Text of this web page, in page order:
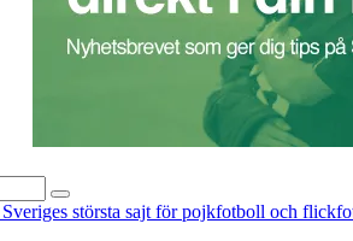
Search